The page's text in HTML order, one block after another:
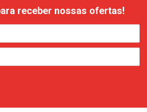
receber nossas ofertas!